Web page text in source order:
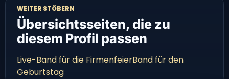
WEITER STÖBERN
Übersichtsseiten, die zu
diesem Profil passen
Live-Band für die FirmenfeierBand für den
Geburtstag